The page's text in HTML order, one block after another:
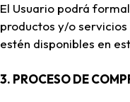
El Usuario podrá
productos y/o servicios
estén disponibles en
3. PROCESO DE